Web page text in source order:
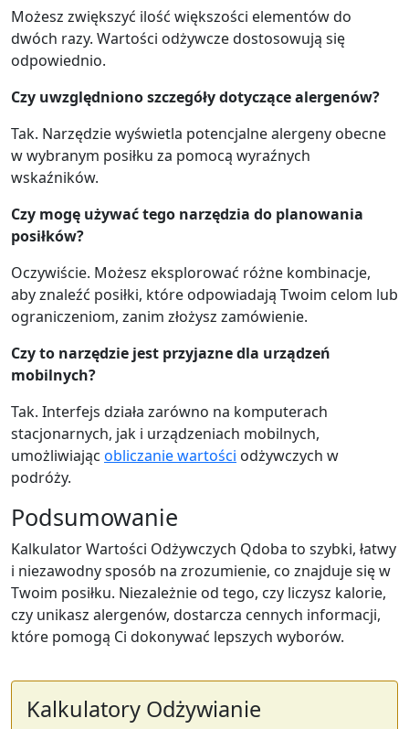
Możesz zwiększyć ilość większości elementów do
dwóch razy. Wartości odżywcze dostosowują się
odpowiednio.
Czy uwzględniono szczegóły dotyczące alergenów?
Tak. Narzędzie wyświetla potencjalne alergeny obecne
w wybranym posiłku za pomocą wyraźnych
wskaźników.
Czy mogę używać tego narzędzia do planowania
posiłków?
Oczywiście. Możesz eksplorować różne kombinacje,
aby znaleźć posiłki, które odpowiadają Twoim celom lub
ograniczeniom, zanim złożysz zamówienie.
Czy to narzędzie jest przyjazne dla urządzeń
mobilnych?
Tak. Interfejs działa zarówno na komputerach
stacjonarnych, jak i urządzeniach mobilnych,
umożliwiając obliczanie wartości odżywczych w
podróży.
Podsumowanie
Kalkulator Wartości Odżywczych Qdoba to szybki, łatwy
i niezawodny sposób na zrozumienie, co znajduje się w
Twoim posiłku. Niezależnie od tego, czy liczysz kalorie,
czy unikasz alergenów, dostarcza cennych informacji,
które pomogą Ci dokonywać lepszych wyborów.
Kalkulatory Odżywianie